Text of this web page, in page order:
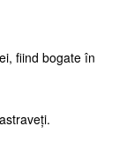
fiind bogate în